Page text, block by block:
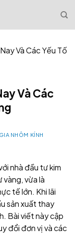
Và Các Yếu Tố
Và Các
NHÔM KÍNH
nhà đầu tư kim
vàng, vừa là
tế lớn. Khi lãi
sản xuất thay
Bài viết này cập
đổi đơn vị và các